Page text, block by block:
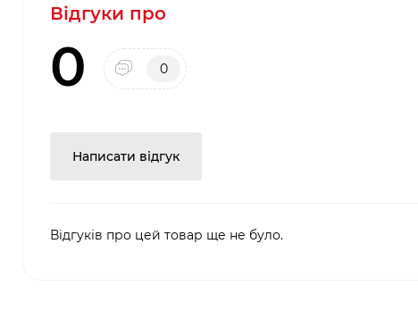
Відгуки про
0 0
Написати відгук
Відгуків про цей товар ще не було.